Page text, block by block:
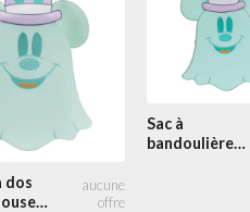
dos
Sac à
bandoulière